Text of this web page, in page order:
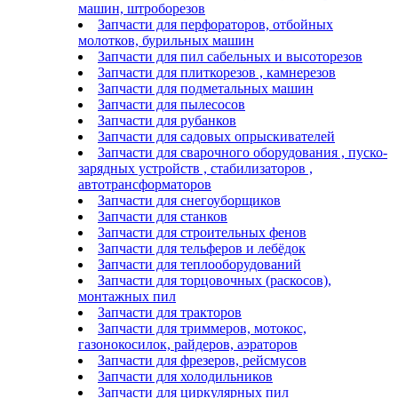
машин, штроборезов
Запчасти для перфораторов, отбойных
молотков, бурильных машин
Запчасти для пил сабельных и высоторезов
Запчасти для плиткорезов , камнерезов
Запчасти для подметальных машин
Запчасти для пылесосов
Запчасти для рубанков
Запчасти для садовых опрыскивателей
Запчасти для сварочного оборудования , пуско-
зарядных устройств , стабилизаторов ,
автотрансформаторов
Запчасти для снегоуборщиков
Запчасти для станков
Запчасти для строительных фенов
Запчасти для тельферов и лебёдок
Запчасти для теплооборудований
Запчасти для торцовочных (раскосов),
монтажных пил
Запчасти для тракторов
Запчасти для триммеров, мотокос,
газонокосилок, райдеров, аэраторов
Запчасти для фрезеров, рейсмусов
Запчасти для холодильников
Запчасти для циркулярных пил